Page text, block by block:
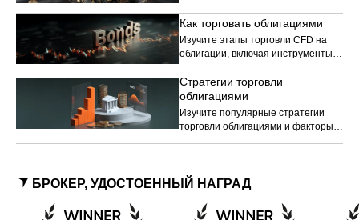
диверсифицированном торговом
портфеле.
Как торговать облигациями
Изучите этапы торговли CFD на
облигации, включая инструменты
основные механизмы торговли.
Стратегии торговли
облигациями
Изучите популярные стратегии
торговли облигациями и факторы,
БРОКЕР, УДОСТОЕННЫЙ НАГРАД